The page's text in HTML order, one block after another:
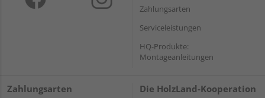
Zahlungsarten
Serviceleistungen
HQ-Produkte:
Montageanleitungen
Zahlungsarten Die HolzLand-Kooperation